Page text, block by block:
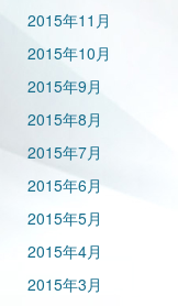
2015年11月
2015年10月
2015年9月
2015年8月
2015年7月
2015年6月
2015年5月
2015年4月
2015年3月